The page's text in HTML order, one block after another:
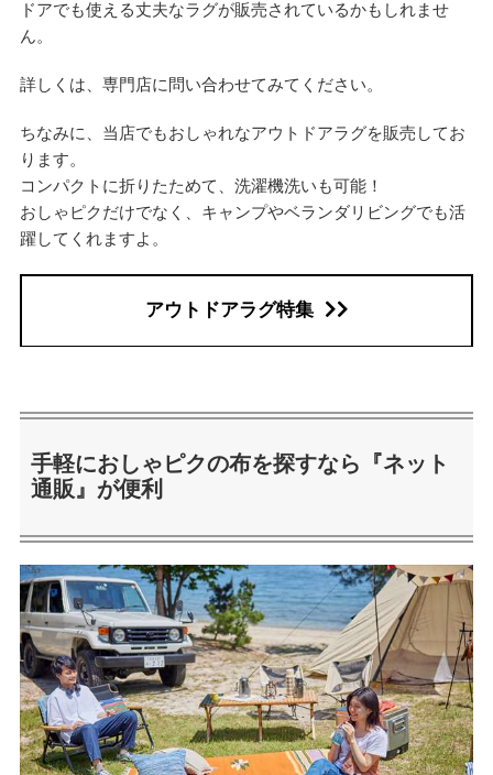
ドアでも使える丈夫なラグが販売されているかもしれませ
ん。
詳しくは、専門店に問い合わせてみてください。
ちなみに、当店でもおしゃれなアウトドアラグを販売してお
ります。
コンパクトに折りたためて、洗濯機洗いも可能！
おしゃピクだけでなく、キャンプやベランダリビングでも活
躍してくれますよ。
アウトドアラグ特集
手軽におしゃピクの布を探すなら『ネット
通販』が便利